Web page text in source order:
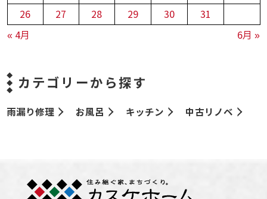
« 4月 6月 »
26
27 28 29 30 31
カテゴリーから探す
雨漏り修理 お風呂 キッチン 中古リノベ